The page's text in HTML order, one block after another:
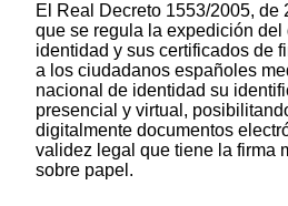
El Real Decreto 1553/2005, de
que se regula la expedición
identidad y sus certificados de
a los ciudadanos españoles
nacional de identidad su
presencial y virtual,
digitalmente documentos
validez legal que tiene la firma
sobre papel.